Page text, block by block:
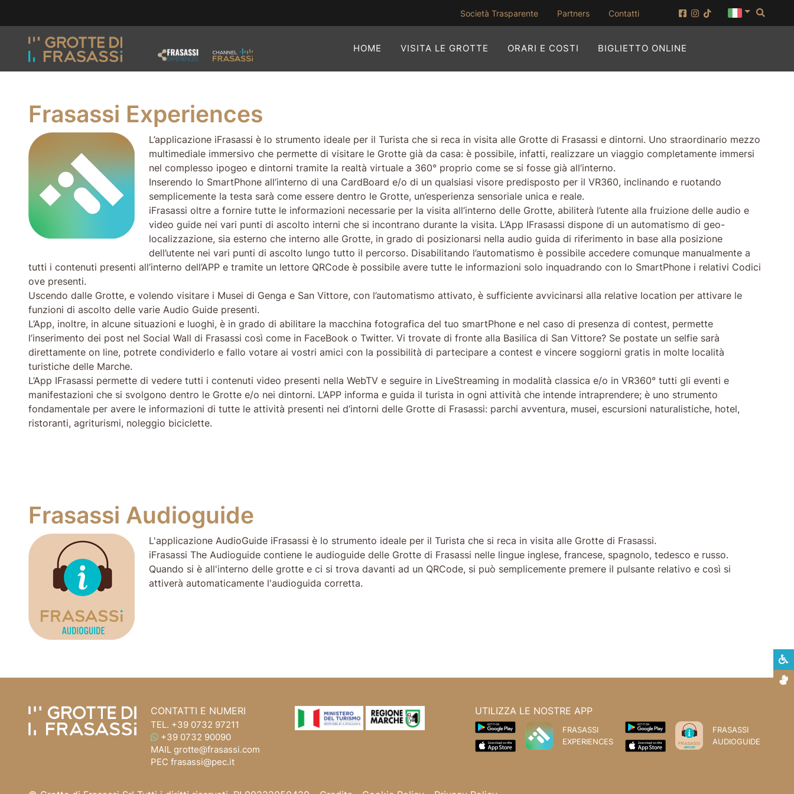
Società Trasparente(apertura su nuova finestra)
Partners Contatti
HOME VISITA LE GROTTE ORARI E COSTI BIGLIETTO ONLINE
Frasassi Experiences
L’applicazione iFrasassi è lo strumento ideale per il Turista che si reca in visita alle Grotte di Frasassi e dintorni. Uno straordinario mezzo
multimediale immersivo che permette di visitare le Grotte già da casa: è possibile, infatti, realizzare un viaggio completamente immersi
nel complesso ipogeo e dintorni tramite la realtà virtuale a 360° proprio come se si fosse già all’interno.
Inserendo lo SmartPhone all’interno di una CardBoard e/o di un qualsiasi visore predisposto per il VR360, inclinando e ruotando
semplicemente la testa sarà come essere dentro le Grotte, un’esperienza sensoriale unica e reale.
iFrasassi oltre a fornire tutte le informazioni necessarie per la visita all’interno delle Grotte, abiliterà l’utente alla fruizione delle audio e
video guide nei vari punti di ascolto interni che si incontrano durante la visita. L’App IFrasassi dispone di un automatismo di geo-
localizzazione, sia esterno che interno alle Grotte, in grado di posizionarsi nella audio guida di riferimento in base alla posizione
dell’utente nei vari punti di ascolto lungo tutto il percorso. Disabilitando l’automatismo è possibile accedere comunque manualmente a
tutti i contenuti presenti all’interno dell’APP e tramite un lettore QRCode è possibile avere tutte le informazioni solo inquadrando con lo SmartPhone i relativi Codici
ove presenti.
Uscendo dalle Grotte, e volendo visitare i Musei di Genga e San Vittore, con l’automatismo attivato, è sufficiente avvicinarsi alla relative location per attivare le
funzioni di ascolto delle varie Audio Guide presenti.
L’App, inoltre, in alcune situazioni e luoghi, è in grado di abilitare la macchina fotografica del tuo smartPhone e nel caso di presenza di contest, permette
l’inserimento dei post nel Social Wall di Frasassi così come in FaceBook o Twitter. Vi trovate di fronte alla Basilica di San Vittore? Se postate un selfie sarà
direttamente on line, potrete condividerlo e fallo votare ai vostri amici con la possibilità di partecipare a contest e vincere soggiorni gratis in molte località
turistiche delle Marche.
L’App IFrasassi permette di vedere tutti i contenuti video presenti nella WebTV e seguire in LiveStreaming in modalità classica e/o in VR360° tutti gli eventi e
manifestazioni che si svolgono dentro le Grotte e/o nei dintorni. L’APP informa e guida il turista in ogni attività che intende intraprendere; è uno strumento
fondamentale per avere le informazioni di tutte le attività presenti nei d‘intorni delle Grotte di Frasassi: parchi avventura, musei, escursioni naturalistiche, hotel,
ristoranti, agriturismi, noleggio biciclette.
Frasassi Audioguide
L'applicazione AudioGuide iFrasassi è lo strumento ideale per il Turista che si reca in visita alle Grotte di Frasassi.
iFrasassi The Audioguide contiene le audioguide delle Grotte di Frasassi nelle lingue inglese, francese, spagnolo, tedesco e russo.
Quando si è all'interno delle grotte e ci si trova davanti ad un QRCode, si può semplicemente premere il pulsante relativo e così si
attiverà automaticamente l'audioguida corretta.
CONTATTI E NUMERI
TEL. +39 0732 97211
WHATSAPP
+39 0732 90090
MAILgrotte@frasassi.com
PECfrasassi@pec.it
UTILIZZA LE NOSTRE APP
FRASASSI
EXPERIENCES
FRASASSI
AUDIOGUIDE